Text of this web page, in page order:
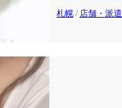
札幌/ 店舗・派遣